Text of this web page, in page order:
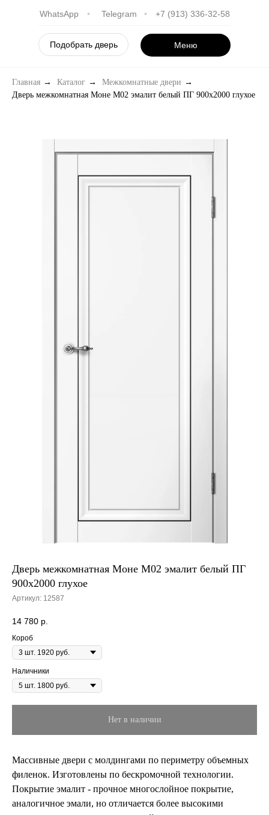
WhatsApp •
Telegram
• +7 (913) 336-32-58
Подобрать дверь Меню
Главная → Каталог → Межкомнатные двери →
Дверь межкомнатная Моне M02 эмалит белый ПГ 900х2000 глухое
Дверь межкомнатная Моне M02 эмалит белый ПГ
900х2000 глухое
Артикул: 12587
14 780 р.
Короб
Наличники
Нет в наличии
Массивные двери с молдингами по периметру объемных
филенок. Изготовлены по бескромочной технологии.
Покрытие эмалит - прочное многослойное покрытие,
аналогичное эмали, но отличается более высокими